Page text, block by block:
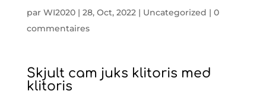
par WI2020| 28, Oct, 2022| Uncategorized | 0
commentaires
Skjult cam juks klitoris med
klitoris